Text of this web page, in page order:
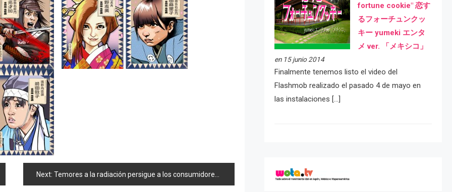
Next: Temores a la radiación persigue a los consumidores en Japón
fortune cookie" 恋す
るフォーチュンクッ
キー yumeki エンタ
メ ver. 「メキシコ」
en 15 junio 2014
Finalmente tenemos listo el video del
Flashmob realizado el pasado 4 de mayo en
las instalaciones […]